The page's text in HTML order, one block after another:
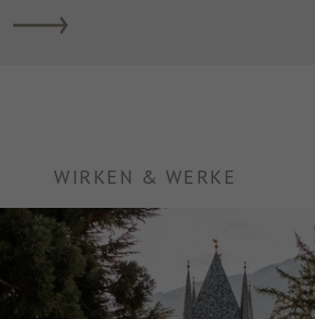
WIRKEN & WERKE